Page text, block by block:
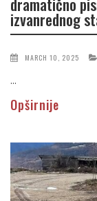
izvanrednog
MARCH 10, 2025
...
Opširnije